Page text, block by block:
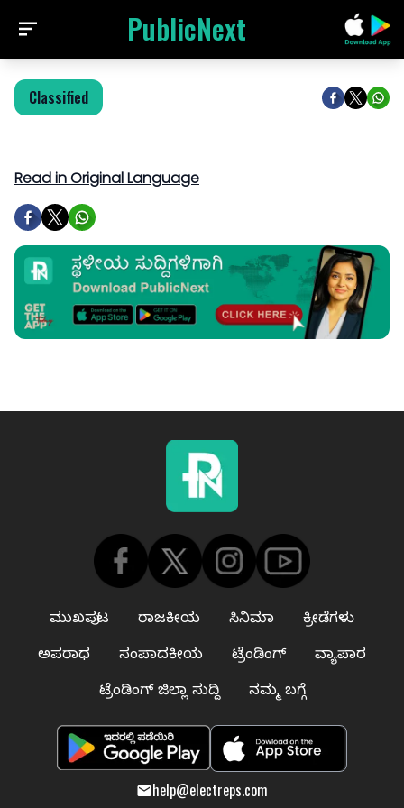
PublicNext
Classified
Read in Original Language
ಮುಖಪುಟ ರಾಜಕೀಯ ಸಿನಿಮಾ
ಕ್ರೀಡೆಗಳು
ಅಪರಾಧ
ಸಂಪಾದಕೀಯ ಟ್ರೆಂಡಿಂಗ್
ವ್ಯಾಪಾರ
ಟ್ರೆಂಡಿಂಗ್ ಜಿಲ್ಲಾ ಸುದ್ದಿ
ನಮ್ಮ ಬಗ್ಗೆ
help@electreps.com